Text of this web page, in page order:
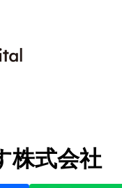
株式会社